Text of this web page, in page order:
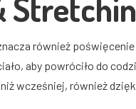
również
aby powróciło do
wcześniej, również